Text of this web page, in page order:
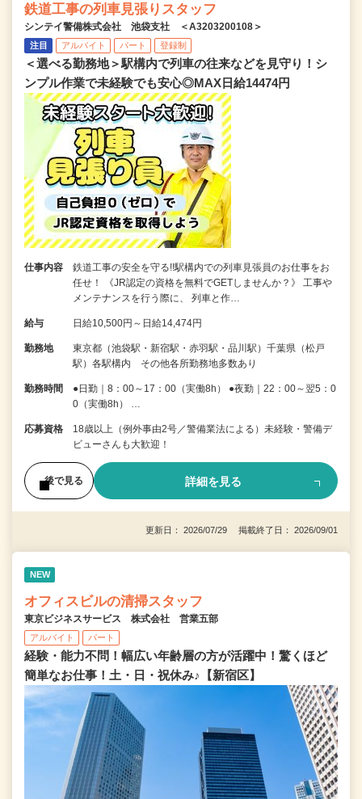
鉄道工事の列車見張りスタッフ
シンテイ警備株式会社 池袋支社 ＜A3203200108＞
注目 アルバイト パート 登録制
＜選べる勤務地＞駅構内で列車の往来などを見守り！シ
ンプル作業で未経験でも安心◎MAX日給14474円
仕事内容
鉄道工事の安全を守る!!駅構内での列車見張員のお仕事をお
任せ！ 《JR認定の資格を無料でGETしませんか？》 工事や
メンテナンスを行う際に、 列車と作…
給与 日給10,500円～日給14,474円
勤務地
東京都（池袋駅・新宿駅・赤羽駅・品川駅）千葉県（松戸
駅）各駅構内 その他各所勤務地多数あり
勤務時間
●日勤｜8：00～17：00（実働8h） ●夜勤｜22：00～翌5：0
0（実働8h） …
応募資格
18歳以上（例外事由2号／警備業法による）未経験・警備デ
ビューさんも大歓迎！
後で見る 詳細を見る
更新日： 2026/07/29 掲載終了日： 2026/09/01
NEW
オフィスビルの清掃スタッフ
東京ビジネスサービス 株式会社 営業五部
アルバイト パート
経験・能力不問！幅広い年齢層の方が活躍中！驚くほど
簡単なお仕事！土・日・祝休み♪【新宿区】